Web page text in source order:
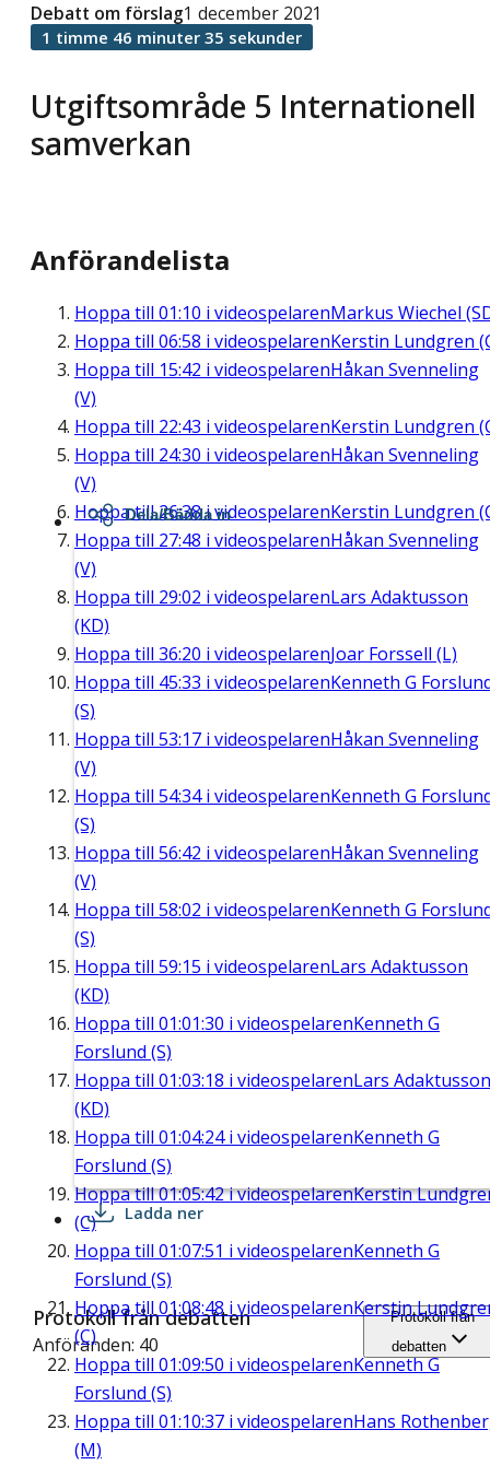
Utgiftsområde 5 Internationell
samverkan
Debatt om förslag1 december 2021
1 timme 46 minuter 35 sekunder
Anförandelista
Hoppa till 01:10 i videospelarenMarkus Wiechel
Hoppa till 06:58 i videospelarenKerstin Lundgren
Hoppa till 15:42 i videospelarenHåkan Svenneling
(V)
Hoppa till 22:43 i videospelarenKerstin Lundgren
Hoppa till 24:30 i videospelarenHåkan Svenneling
(V)
Hoppa till26:38i videospelarenKerstin Lundgren
Hoppa till 27:48 i videospelarenHåkan Svenneling
(V)
Hoppa till 29:02 i videospelarenLars Adaktusson
(KD)
Hoppa till 36:20 i videospelarenJoar Forssell (L)
Hoppa till 45:33 i videospelarenKenneth G
(S)
Hoppa till 53:17 i videospelarenHåkan Svenneling
(V)
Hoppa till 54:34i videospelarenKenneth G
(S)
Hoppa till 56:42 i videospelarenHåkan Svenneling
(V)
Hoppa till 58:02 i videospelarenKenneth G
(S)
Hoppa till 59:15 i videospelarenLars Adaktusson
(KD)
Hoppa till 01:01:30 i videospelarenKenneth G
Forslund (S)
Hoppa till 01:03:18 i videospelarenLars Adaktusson
(KD)
Hoppa till 01:04:24i videospelarenKenneth G
Forslund (S)
Hoppa till01:05:42i videospelarenKerstin
(C)
Hoppa till 01:07:51 i videospelarenKenneth G
Forslund (S)
Hoppa till 01:08:48 i videospelarenKerstin
(C)
Hoppa till 01:09:50 i videospelarenKenneth G
Forslund (S)
Hoppa till 01:10:37 i videospelarenHans
(M)
Dela/Bädda in
Ladda ner
Protokoll från debatten
Anföranden: 40
Protokoll från
debatten